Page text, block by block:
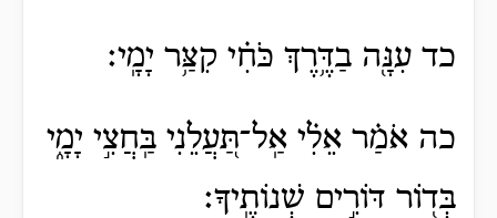
כד עִנָּ֖ה בַדֶּ֥רֶךְ כֹּחִ֗י קִצַּ֥ר יָמָֽי׃
כה אֹמַ֗ר אֵלִ֗י אַֽל־תַּ֭עֲלֵנִי בַּֽחֲצִ֣י יָמָ֑י
בְּד֖וֹר דּוֹרִ֣ים שְׁנוֹתֶֽיךָ׃